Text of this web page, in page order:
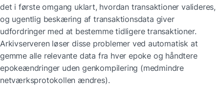
det i første omgang uklart, hvordan transaktioner valideres,
og ugentlig beskæring af transaktionsdata giver
udfordringer med at bestemme tidligere transaktioner.
Arkivserveren løser disse problemer ved automatisk at
gemme alle relevante data fra hver epoke og håndtere
epokeændringer uden genkompilering (medmindre
netværksprotokollen ændres).